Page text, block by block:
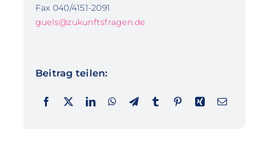
Fax 040/4151-2091
guels@zukunftsfragen.de
Beitrag teilen: